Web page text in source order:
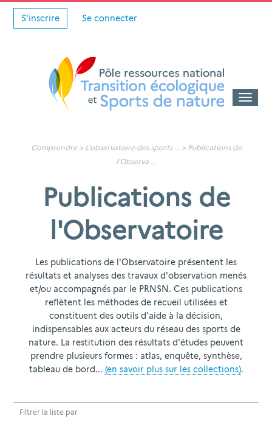
S'inscrire Se connecter
Toggle
Comprendre > L'observatoire des sports... > Publications de
l'Observa
Publications de
l'Observatoire
Les publications de l'Observatoire présentent les
résultats et analyses des travaux d'observation menés
et/ou accompagnés par le PRNSN. Ces publications
reflètent les méthodes de recueil utilisées et
constituent des outils d'aide à la décision,
indispensables aux acteurs du réseau des sports de
nature. La restitution des résultats d'études peuvent
prendre plusieurs formes : atlas, enquête, synthèse,
tableau de bord... (en savoir plus sur les collections).
Filtrer la liste par